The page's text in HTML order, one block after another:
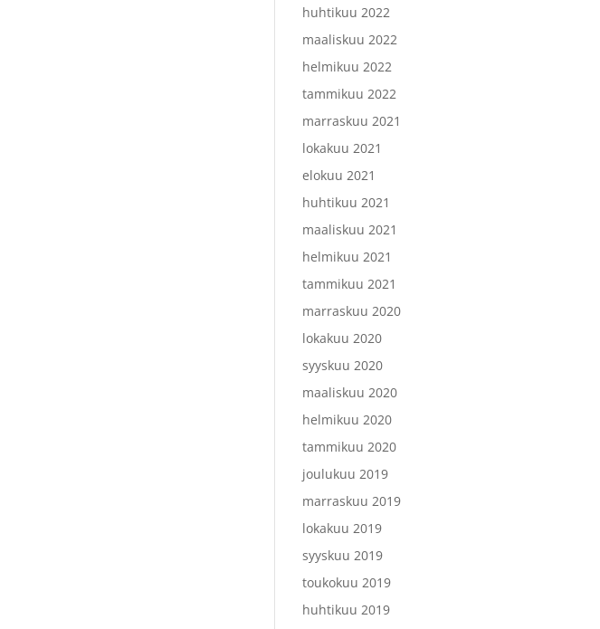
huhtikuu 2022
maaliskuu 2022
helmikuu 2022
tammikuu 2022
marraskuu 2021
lokakuu 2021
elokuu 2021
huhtikuu 2021
maaliskuu 2021
helmikuu 2021
tammikuu 2021
marraskuu 2020
lokakuu 2020
syyskuu 2020
maaliskuu 2020
helmikuu 2020
tammikuu 2020
joulukuu 2019
marraskuu 2019
lokakuu 2019
syyskuu 2019
toukokuu 2019
huhtikuu 2019